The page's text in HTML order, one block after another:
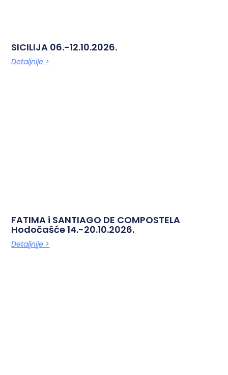
SICILIJA 06.-12.10.2026.
Detaljnije >
FATIMA i SANTIAGO DE COMPOSTELA
Hodočašće 14.-20.10.2026.
Detaljnije >